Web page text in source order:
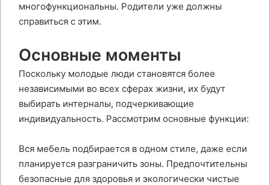
многофункциональны. Родители уже должны
справиться с этим.
Основные моменты
Поскольку молодые люди становятся более
независимыми во всех сферах жизни, их будут
выбирать интерналы, подчеркивающие
индивидуальность. Рассмотрим основные функции:
Вся мебель подбирается в одном стиле, даже если
планируется разграничить зоны. Предпочтительны
безопасные для здоровья и экологически чистые